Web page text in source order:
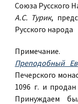
Союза Русского
А.С. Турик,
Русского народа
Примечание.
Преподобный
Печерского
1096 г. и
Принуждаем